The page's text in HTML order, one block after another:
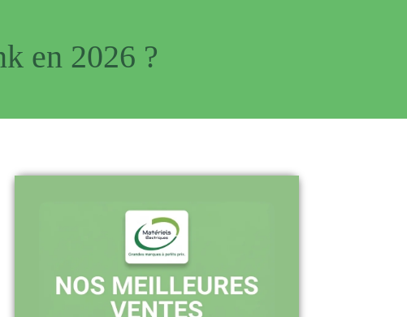
en 2026 ?
Pourquoi nous choisir ?